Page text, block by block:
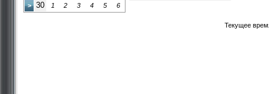
> 30 1 2 3 4 5 6
Текущее